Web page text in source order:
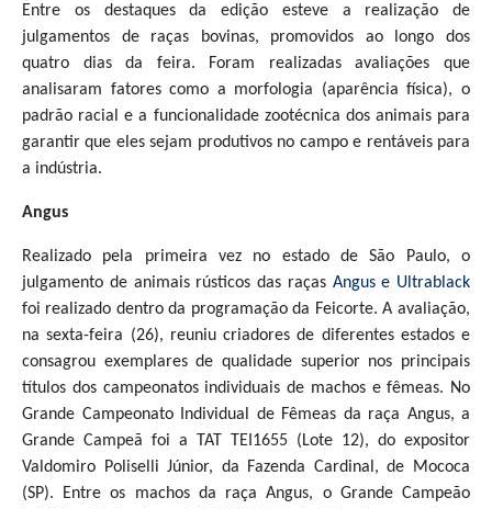
Entre os destaques da edição esteve a realização de
julgamentos de raças bovinas, promovidos ao longo dos
quatro dias da feira. Foram realizadas avaliações que
analisaram fatores como a morfologia (aparência física), o
padrão racial e a funcionalidade zootécnica dos animais para
garantir que eles sejam produtivos no campo e rentáveis para
a indústria.
Angus
Realizado pela primeira vez no estado de São Paulo, o
julgamento de animais rústicos das raças Angus e Ultrablack
foi realizado dentro da programação da Feicorte. A avaliação,
na sexta-feira (26), reuniu criadores de diferentes estados e
consagrou exemplares de qualidade superior nos principais
títulos dos campeonatos individuais de machos e fêmeas. No
Grande Campeonato Individual de Fêmeas da raça Angus, a
Grande Campeã foi a TAT TEI1655 (Lote 12), do expositor
Valdomiro Poliselli Júnior, da Fazenda Cardinal, de Mococa
(SP).
Entre os machos da raça Angus, o Grande Campeão